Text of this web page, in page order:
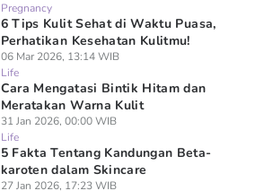
Pregnancy
6 Tips Kulit Sehat di Waktu Puasa,
Perhatikan Kesehatan Kulitmu!
06 Mar 2026, 13:14 WIB
Life
Cara Mengatasi Bintik Hitam dan
Meratakan Warna Kulit
31 Jan 2026, 00:00 WIB
Life
5 Fakta Tentang Kandungan Beta-
karoten dalam Skincare
27 Jan 2026, 17:23 WIB